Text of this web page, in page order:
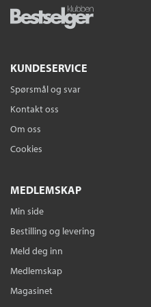
KUNDESERVICE
Spørsmål og svar
Kontakt oss
Om oss
Cookies
MEDLEMSKAP
Min side
Bestilling og levering
Meld deg inn
Medlemskap
Magasinet